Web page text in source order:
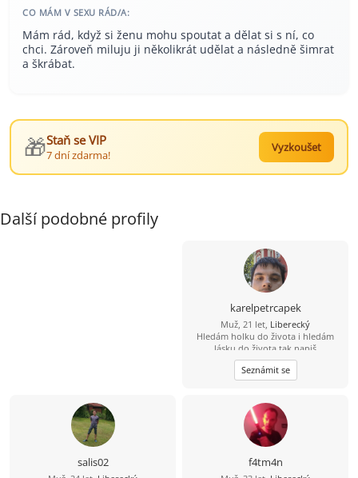
CO MÁM V SEXU RÁD/A:
Mám rád, když si ženu mohu spoutat a dělat si s ní, co
chci. Zároveň miluju ji několikrát udělat a následně šimrat
a škrábat.
🎁Staň se VIP
7 dní zdarma!
Vyzkoušet
Další podobné profily
karelpetrcapek
Muž, 21 let, Liberecký
Hledám holku do života i hledám
lásku do života tak napiš
Seznámit se
salis02 f4tm4n